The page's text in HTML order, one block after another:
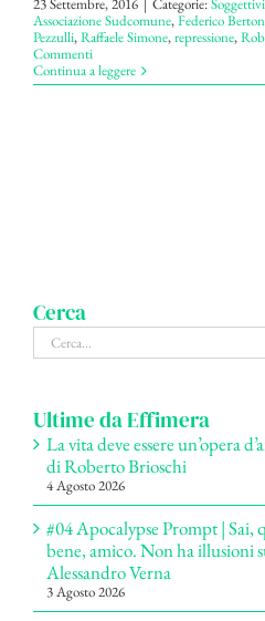
23 Settembre, 2016 | Categorie:
Associazione Sudcomune,Federico
Pezzulli,Raffaele Simone,repressione,
Commenti
Continua a leggere
Cerca
Cerca
per:
Ultime da Effimera
La vita deve essere un’opera
di Roberto Brioschi
4 Agosto 2026
#04 Apocalypse Prompt | Sai,
bene, amico. Non ha illusioni
Alessandro Verna
3 Agosto 2026